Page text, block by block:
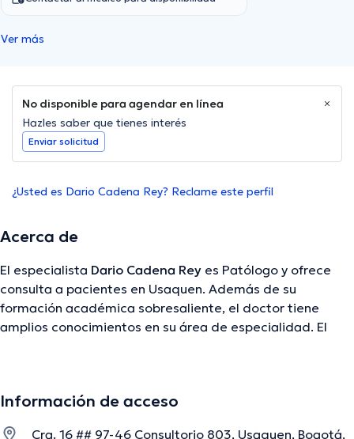
Ver más
No disponible para agendar en línea
Hazles saber que tienes interés
Enviar solicitud
¿Usted es Dario Cadena Rey? Reclame este perfil
Acerca de
El especialista Dario Cadena Rey es Patólogo y ofrece
consulta a pacientes en Usaquen. Además de su
formación académica sobresaliente, el doctor tiene
amplios conocimientos en su área de especialidad. El
asociaciones médicas. Dario Cadena Rey ha participado
Información de acceso
Cra. 16 ## 97-46 Consultorio 803, Usaquen, Bogotá,